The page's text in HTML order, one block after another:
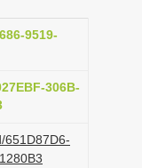
9519-
306B-
651D87D6-